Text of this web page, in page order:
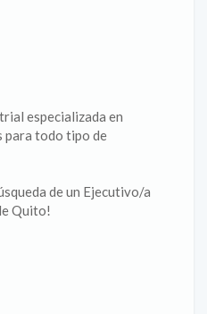
especializada en
para todo tipo de
de un Ejecutivo/a
Quito!